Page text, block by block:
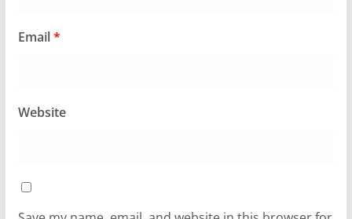
Email*
Website